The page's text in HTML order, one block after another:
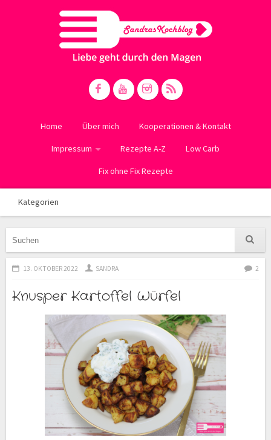
Home Über mich Kooperationen & Kontakt
Impressum Rezepte A-Z Low Carb
Fix ohne Fix Rezepte
Kategorien
13. OKTOBER 2022 SANDRA 2
Knusper Kartoffel Würfel